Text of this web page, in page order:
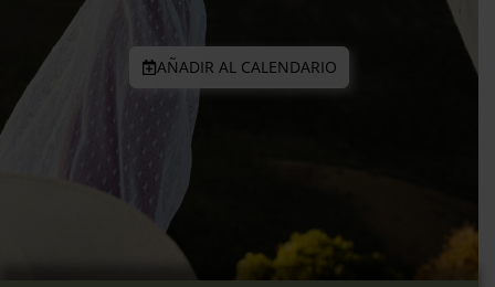
AÑADIR AL CALENDARIO